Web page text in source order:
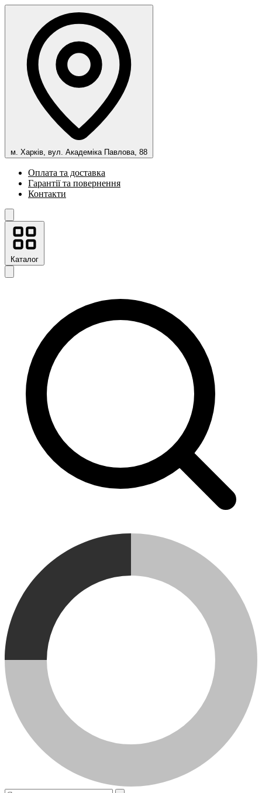
м. Харків, вул. Академіка Павлова, 88
Оплата та доставка
Гарантії та повернення
Контакти
Каталог